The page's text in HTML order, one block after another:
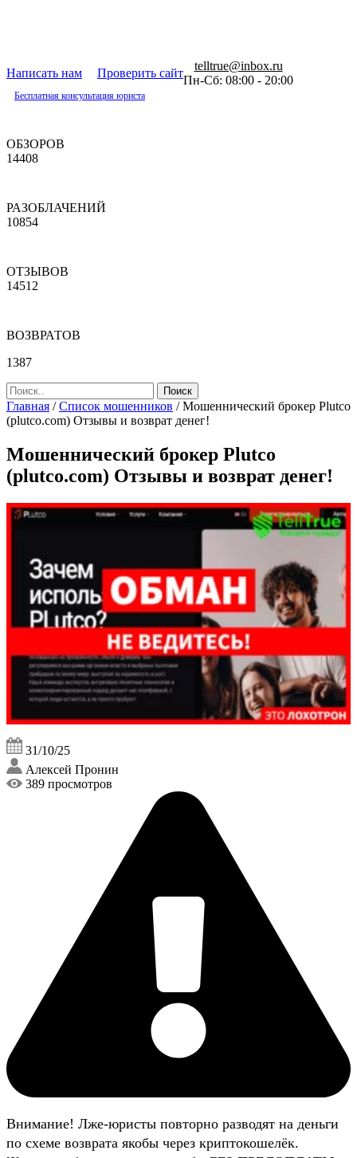
Написать нам Проверить сайт
telltrue@inbox.ru
Пн-Сб: 08:00 - 20:00
Бесплатная консультация юриста
ОБЗОРОВ
14408
РАЗОБЛАЧЕНИЙ
10854
ОТЗЫВОВ
14512
ВОЗВРАТОВ
1387
Главная /Список мошенников /Мошеннический брокер Plutco
(plutco.com) Отзывы и возврат денег!
Мошеннический брокер Plutco
(plutco.com) Отзывы и возврат денег!
31/10/25
Алексей Пронин
389 просмотров
Внимание! Лже-юристы повторно разводят на деньги
по схеме возврата якобы через криптокошелёк.